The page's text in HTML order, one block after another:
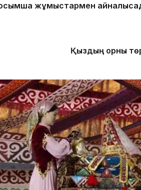
жұмыстармен
Қыздың орны